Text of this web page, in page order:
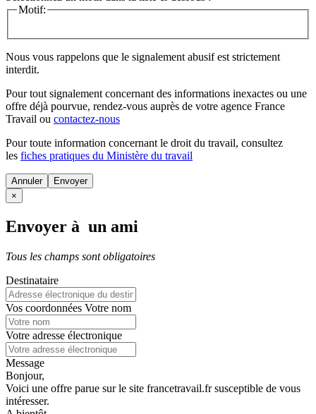
Motif:
Nous vous rappelons que le signalement abusif est strictement
interdit.
Pour tout signalement concernant des informations inexactes ou une
offre déjà pourvue, rendez-vous auprès de votre agence France
Travail ou contactez-nous
Pour toute information concernant le droit du travail, consultez
les fiches pratiques du Ministère du travail
Annuler
×
Envoyer à un ami
Tous les champs sont obligatoires
Destinataire
Vos coordonnées Votre nom
Votre adresse électronique
Message
Bonjour,
Voici une offre parue sur le site francetravail.fr susceptible de vous
intéresser.